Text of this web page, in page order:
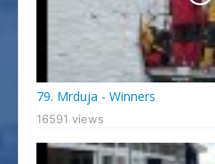
79. Mrduja - Winners
16591 views